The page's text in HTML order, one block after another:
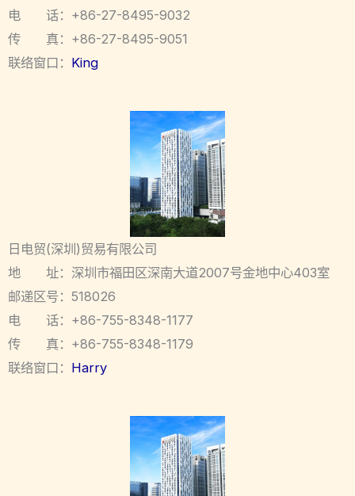
电 话：+86-27-8495-9032
传 真：+86-27-8495-9051
联络窗口： King
日电贸(深圳)贸易有限公司
地 址：深圳市福田区深南大道2007号金地中心403室
邮递区号：518026
电 话：+86-755-8348-1177
传 真：+86-755-8348-1179
联络窗口： Harry